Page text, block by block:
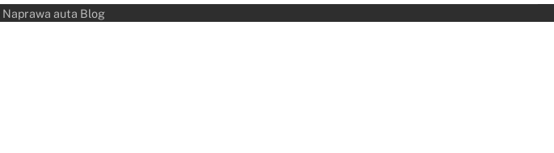
Naprawa auta Blog